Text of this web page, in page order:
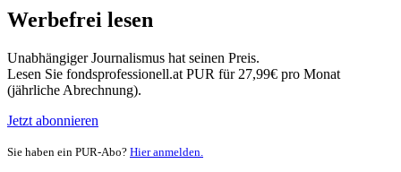
Werbefrei lesen
Unabhängiger Journalismus hat seinen Preis.
Lesen Sie fondsprofessionell.at PUR für 27,99€ pro Monat
(jährliche Abrechnung).
Jetzt abonnieren
Sie haben ein PUR-Abo? Hier anmelden.